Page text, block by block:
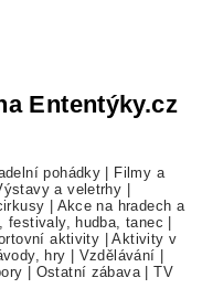
Ententýky.cz
pohádky
Filmy a
a veletrhy
Akce na hradech a
festivaly, hudba, tanec
aktivity |Aktivity v
hry Vzdělávání
Ostatní zábava|TV